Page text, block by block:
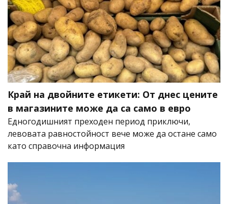
Край на двойните етикети: От днес цените
в магазините може да са само в евро
Едногодишният преходен период приключи,
левовата равностойност вече може да остане само
като справочна информация